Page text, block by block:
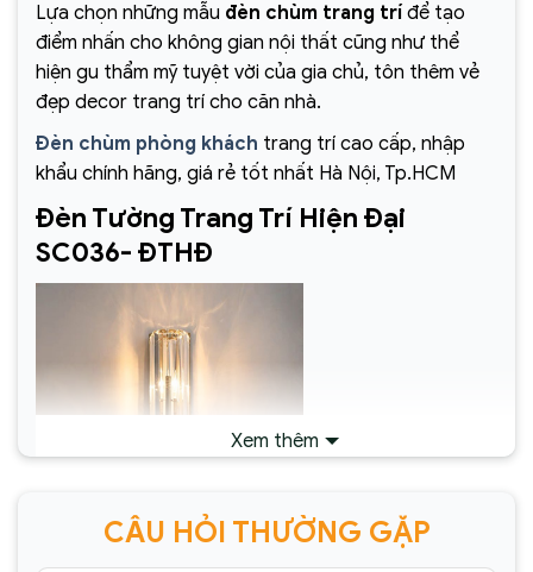
Lựa chọn những mẫu đèn chùm trang trí để tạo
điểm nhấn cho không gian nội thất cũng như thể
hiện gu thẩm mỹ tuyệt vời của gia chủ, tôn thêm vẻ
đẹp decor trang trí cho căn nhà.
Đèn chùm phòng khách trang trí cao cấp, nhập
khẩu chính hãng, giá rẻ tốt nhất Hà Nội, Tp.HCM
Đèn Tường Trang Trí Hiện Đại
SC036- ĐTHĐ
Xem thêm
CÂU HỎI THƯỜNG GẶP